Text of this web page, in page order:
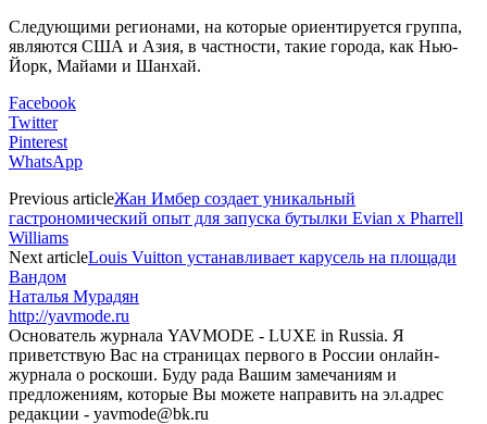
Следующими регионами, на которые ориентируется группа,
являются США и Азия, в частности, такие города, как Нью-
Йорк, Майами и Шанхай.
Facebook
Twitter
Pinterest
WhatsApp
Previous articleЖан Имбер создает уникальный
гастрономический опыт для запуска бутылки Evian x Pharrell
Williams
Next articleLouis Vuitton устанавливает карусель на площади
Вандом
Наталья Мурадян
http://yavmode.ru
Основатель журнала YAVMODE - LUXE in Russia. Я
приветствую Вас на страницах первого в России онлайн-
журнала о роскоши. Буду рада Вашим замечаниям и
предложениям, которые Вы можете направить на эл.адрес
редакции - yavmode@bk.ru